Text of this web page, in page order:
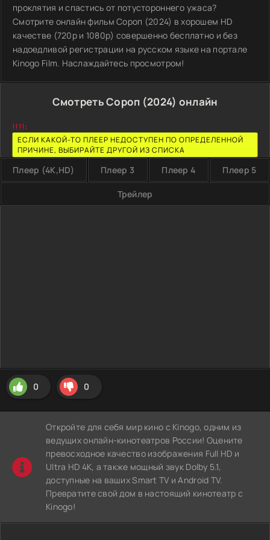
проклятия и спастись от потустороннего ужаса?
Смотрите онлайн фильм Сороп (2024) в хорошем HD
качестве (720p и 1080p) совершенно бесплатно и без
надоедливой регистрации на русском языке на портале
Kinogo Film. Наслаждайтесь просмотром!
Смотреть Сороп (2024) онлайн
!!!!:
ЕСЛИ КАКОЙ-ТО ПЛЕЕР НЕДОСТУПЕН ПО ОПРЕДЕЛЕННОЙ
ПРИЧИНЕ, ВЫБИРАЙТЕ ДРУГОЙ ИЗ СПИСКА
Плеер (4K,HD) Плеер 3 Плеер 4 Плеер 5
Трейлер
0 0
Откройте для себя мир кино с Kinogo, одним из
ведущих онлайн-кинотеатров России! Оцените
превосходное качество изображения Full HD и
Ultra HD 4K, а также мощный звук Dolby 5.1,
доступные на ваших Smart TV и Android TV.
Превратите свой дом в настоящий кинотеатр с
Kinogo!